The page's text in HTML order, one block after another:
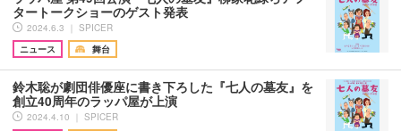
タートークショーのゲスト発表
2024.6.3 ｜ SPICER
ニュース
舞台
鈴木聡が劇団俳優座に書き下ろした『七人の墓友』を
創立40周年のラッパ屋が上演
2024.4.10 ｜ SPICER